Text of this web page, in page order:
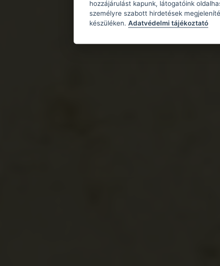
hozzájárulást kapunk, látogatóink
személyre szabott hirdetések
készüléken. Adatvédelmi tájékoztató